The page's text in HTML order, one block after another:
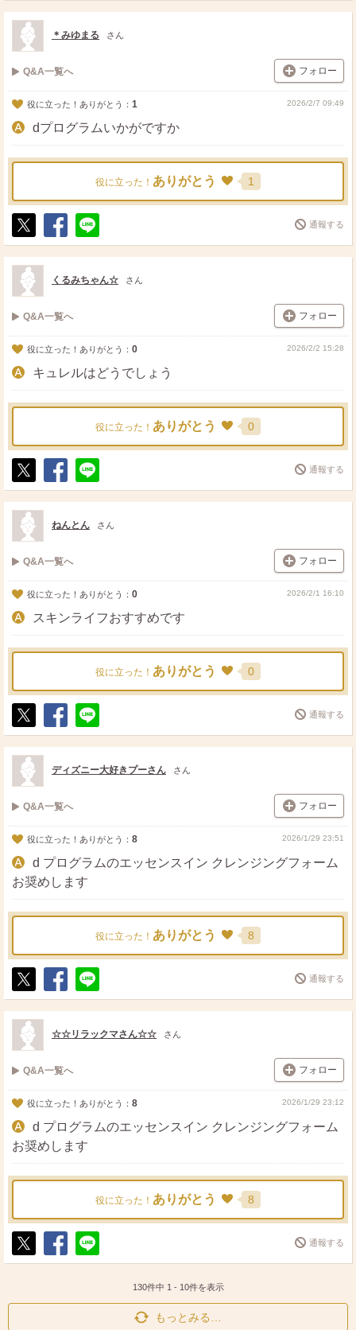
ス
ト
ェ
る
＊みゆまる さん
Q&A一覧へ フォロー
役に立った！ありがとう： 1 2026/2/7 09:49
dプログラムいかがですか
役に立った！ ありがとう 1
ポ
ス
ト
シ
ェ
送
る
通報する
くるみちゃん☆ さん
Q&A一覧へ フォロー
役に立った！ありがとう： 0 2026/2/2 15:28
キュレルはどうでしょう
役に立った！ ありがとう 0
ポ
ス
ト
シ
ェ
送
る
通報する
ねんとん さん
Q&A一覧へ フォロー
役に立った！ありがとう： 0 2026/2/1 16:10
スキンライフおすすめです
役に立った！ ありがとう 0
ポ
ス
ト
シ
ェ
送
る
通報する
ディズニー大好きプーさん さん
Q&A一覧へ フォロー
役に立った！ありがとう： 8 2026/1/29 23:51
d プログラムのエッセンスイン クレンジングフォーム
お奨めします
役に立った！ ありがとう 8
ポ
ス
ト
シ
ェ
送
る
通報する
☆☆リラックマさん☆☆ さん
Q&A一覧へ フォロー
役に立った！ありがとう： 8 2026/1/29 23:12
d プログラムのエッセンスイン クレンジングフォーム
お奨めします
役に立った！ ありがとう 8
ポ
シ
送
通報する
130件中 1 - 10件を表示
もっとみる…